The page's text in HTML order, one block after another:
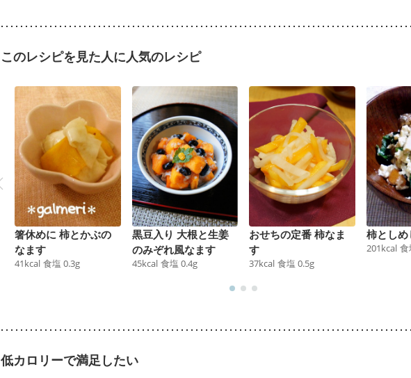
このレシピを見た人に人気のレシピ
箸休めに 柿とかぶの
なます
41kcal 食塩 0.3g
黒豆入り 大根と生姜
のみぞれ風なます
45kcal 食塩 0.4g
おせちの定番 柿なま
す
37kcal 食塩 0.5g
柿としめ
201kcal 食
低カロリーで満足したい